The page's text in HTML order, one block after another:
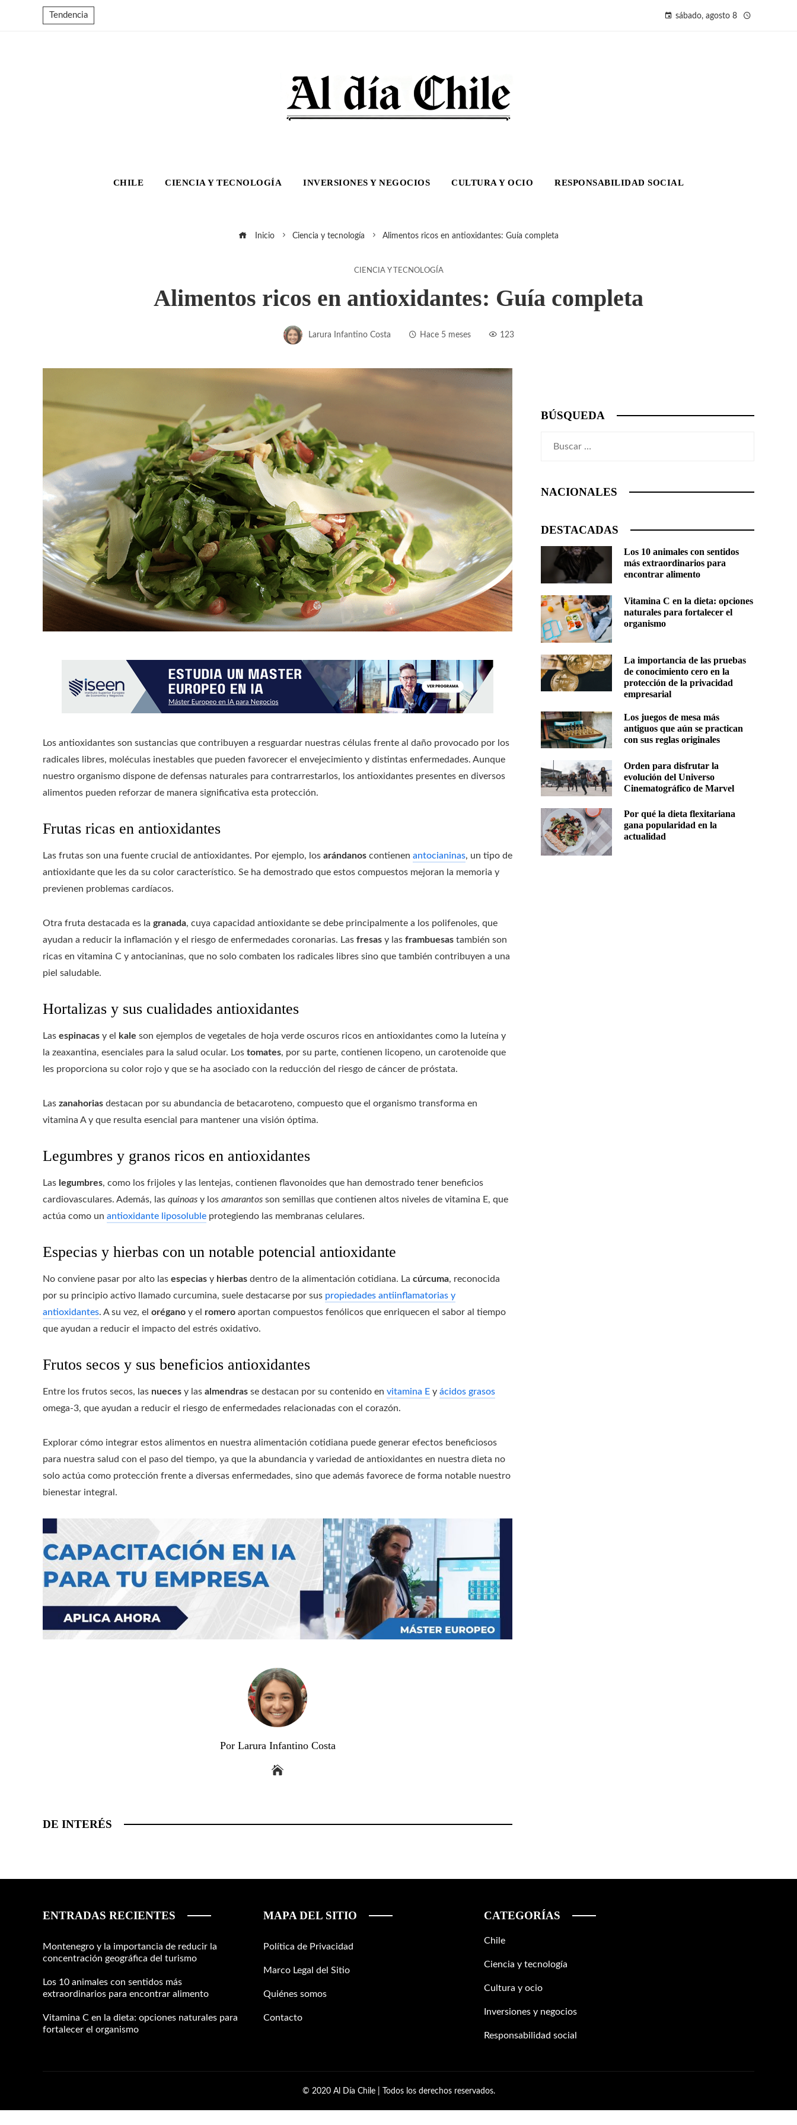
Tendencia sábado, agosto 8
CHILE CIENCIA Y TECNOLOGÍA INVERSIONES Y NEGOCIOS CULTURA Y OCIO RESPONSABILIDAD SOCIAL
Inicio Ciencia y tecnología Alimentos ricos en antioxidantes: Guía completa
CIENCIA Y TECNOLOGÍA
Alimentos ricos en antioxidantes: Guía completa
Larura Infantino Costa Hace 5 meses 123
Los antioxidantes son sustancias que contribuyen a resguardar nuestras células frente al daño provocado por los
radicales libres, moléculas inestables que pueden favorecer el envejecimiento y distintas enfermedades. Aunque
nuestro organismo dispone de defensas naturales para contrarrestarlos, los antioxidantes presentes en diversos
alimentos pueden reforzar de manera significativa esta protección.
Frutas ricas en antioxidantes
Las frutas son una fuente crucial de antioxidantes. Por ejemplo, los arándanos contienen antocianinas, un tipo de
antioxidante que les da su color característico. Se ha demostrado que estos compuestos mejoran la memoria y
previenen problemas cardíacos.
Otra fruta destacada es la granada, cuya capacidad antioxidante se debe principalmente a los polifenoles, que
ayudan a reducir la inflamación y el riesgo de enfermedades coronarias. Las fresas y las frambuesas también son
ricas en vitamina C y antocianinas, que no solo combaten los radicales libres sino que también contribuyen a una
piel saludable.
Hortalizas y sus cualidades antioxidantes
Las espinacas y el kale son ejemplos de vegetales de hoja verde oscuros ricos en antioxidantes como la luteína y
la zeaxantina, esenciales para la salud ocular. Los tomates, por su parte, contienen licopeno, un carotenoide que
les proporciona su color rojo y que se ha asociado con la reducción del riesgo de cáncer de próstata.
Las zanahorias destacan por su abundancia de betacaroteno, compuesto que el organismo transforma en
vitamina A y que resulta esencial para mantener una visión óptima.
Legumbres y granos ricos en antioxidantes
Las legumbres, como los frijoles y las lentejas, contienen flavonoides que han demostrado tener beneficios
cardiovasculares. Además, las quinoas y los amarantos son semillas que contienen altos niveles de vitamina E, que
actúa como un antioxidante liposoluble protegiendo las membranas celulares.
Especias y hierbas con un notable potencial antioxidante
No conviene pasar por alto las especias y hierbas dentro de la alimentación cotidiana. La cúrcuma, reconocida
por su principio activo llamado curcumina, suele destacarse por sus propiedades antiinflamatorias y
antioxidantes. A su vez, el orégano y el romero aportan compuestos fenólicos que enriquecen el sabor al tiempo
que ayudan a reducir el impacto del estrés oxidativo.
Frutos secos y sus beneficios antioxidantes
Entre los frutos secos, las nueces y las almendras se destacan por su contenido en vitamina E y ácidos grasos
omega-3, que ayudan a reducir el riesgo de enfermedades relacionadas con el corazón.
Explorar cómo integrar estos alimentos en nuestra alimentación cotidiana puede generar efectos beneficiosos
para nuestra salud con el paso del tiempo, ya que la abundancia y variedad de antioxidantes en nuestra dieta no
solo actúa como protección frente a diversas enfermedades, sino que además favorece de forma notable nuestro
bienestar integral.
Por Larura Infantino Costa
DE INTERÉS
BÚSQUEDA
NACIONALES
DESTACADAS
Los 10 animales con sentidos
más extraordinarios para
encontrar alimento
Vitamina C en la dieta: opciones
naturales para fortalecer el
organismo
La importancia de las pruebas
de conocimiento cero en la
protección de la privacidad
empresarial
Los juegos de mesa más
antiguos que aún se practican
con sus reglas originales
Orden para disfrutar la
evolución del Universo
Cinematográfico de Marvel
Por qué la dieta flexitariana
gana popularidad en la
actualidad
ENTRADAS RECIENTES
Montenegro y la importancia de reducir la
concentración geográfica del turismo
Los 10 animales con sentidos más
extraordinarios para encontrar alimento
Vitamina C en la dieta: opciones naturales para
fortalecer el organismo
MAPA DEL SITIO
Política de Privacidad
Marco Legal del Sitio
Quiénes somos
Contacto
CATEGORÍAS
Chile
Ciencia y tecnología
Cultura y ocio
Inversiones y negocios
Responsabilidad social
© 2020 Al Día Chile | Todos los derechos reservados.